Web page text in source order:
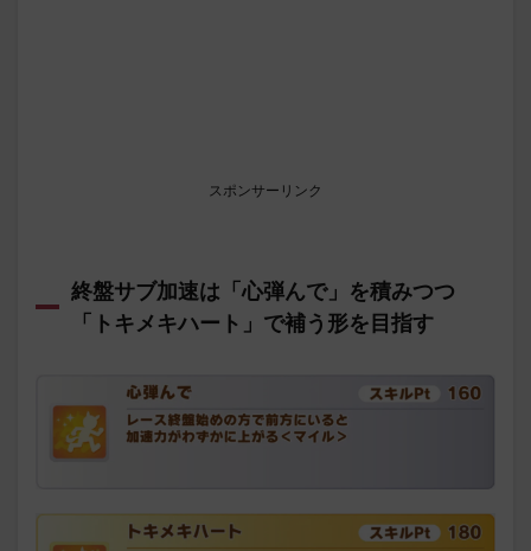
スポンサーリンク
終盤サブ加速は「心弾んで」を積みつつ
「トキメキハート」で補う形を目指す